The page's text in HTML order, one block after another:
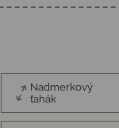
Nadmerkový
ťahák